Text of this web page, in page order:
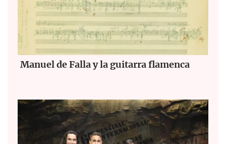
Manuel de Falla y la guitarra flamenca